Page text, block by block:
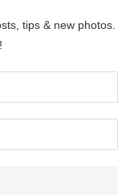
tips & new photos.